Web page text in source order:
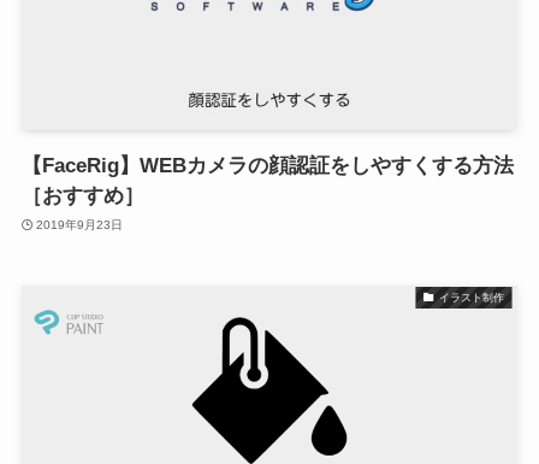
【FaceRig】WEBカメラの顔認証をしやすくする方法
［おすすめ］
2019年9月23日
イラスト制作